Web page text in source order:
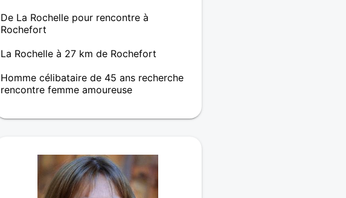
De La Rochelle pour rencontre à
Rochefort
La Rochelle à 27 km de Rochefort
Homme célibataire de 45 ans recherche
rencontre femme amoureuse
cherche à faire des connaissances et